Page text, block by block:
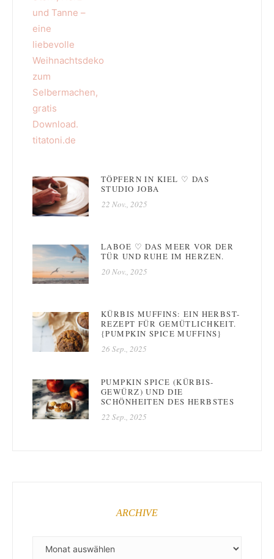
TÖPFERN IN KIEL ♡ DAS
STUDIO JOBA
22 Nov., 2025
LABOE ♡ DAS MEER VOR DER
TÜR UND RUHE IM HERZEN.
20 Nov., 2025
KÜRBIS MUFFINS: EIN HERBST-
REZEPT FÜR GEMÜTLICHKEIT.
{PUMPKIN SPICE MUFFINS}
26 Sep., 2025
PUMPKIN SPICE (KÜRBIS-
GEWÜRZ) UND DIE
SCHÖNHEITEN DES HERBSTES
22 Sep., 2025
ARCHIVE
ARCHIVE